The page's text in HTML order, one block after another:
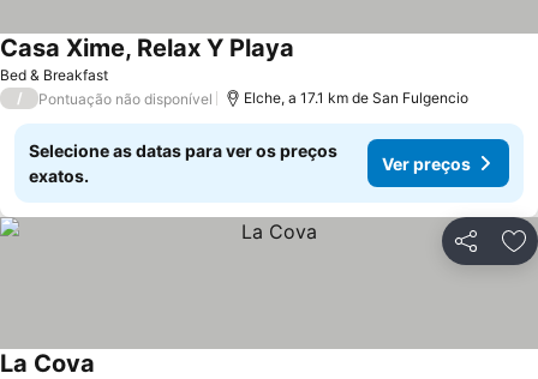
Bed & Breakfast
Casa Xime, Relax Y Playa
/ Pontuação não disponível Elche, a 17.1 km de San Fulgencio
Selecione as datas para ver os preços
exatos.
Ver preços
Partilhar
La Cova